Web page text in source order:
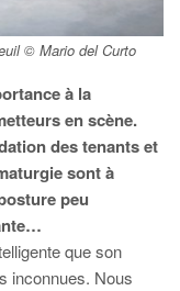
© Mario del Curto
à la
en scène.
des tenants et
sont à
peu
que son
inconnues. Nous